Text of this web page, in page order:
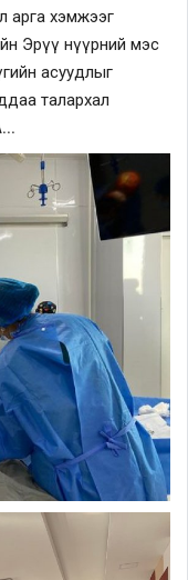
арга хэмжээг
Эрүү нүүрний мэс
асуудлыг
талархал